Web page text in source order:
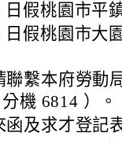
日假桃園市平
日假桃園市大
聯繫本府勞動
機 6814 ）。
函及求才登記